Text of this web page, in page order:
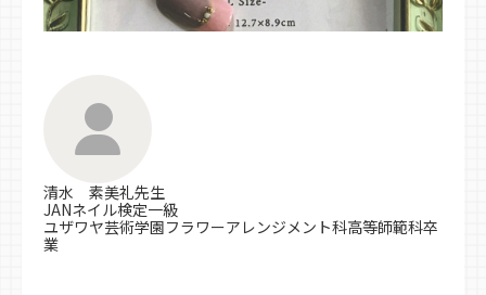
清水 素美礼先生
JANネイル検定一級
ユザワヤ芸術学園フラワーアレンジメント科高等師範科卒
業